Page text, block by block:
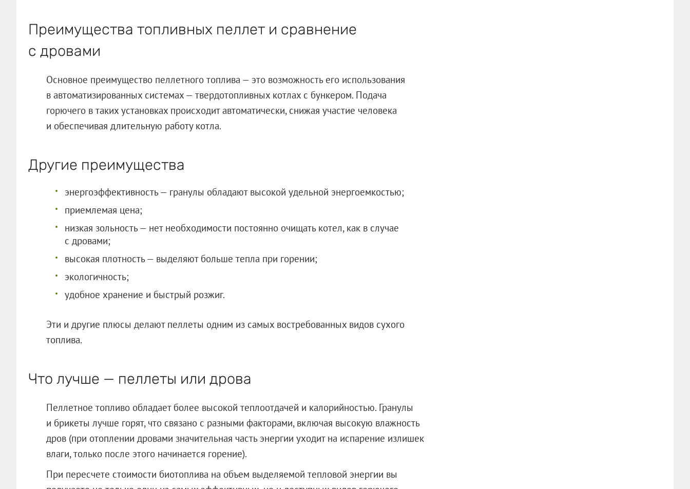
Преимущества топливных пеллет и сравнение
с дровами
Основное преимущество пеллетного топлива — это возможность его использования
в автоматизированных системах — твердотопливных котлах с бункером. Подача
горючего в таких установках происходит автоматически, снижая участие человека
и обеспечивая длительную работу котла.
Другие преимущества
энергоэффективность — гранулы обладают высокой удельной энергоемкостью;
приемлемая цена;
низкая зольность — нет необходимости постоянно очищать котел, как в случае
с дровами;
высокая плотность — выделяют больше тепла при горении;
экологичность;
удобное хранение и быстрый розжиг.
Эти и другие плюсы делают пеллеты одним из самых востребованных видов сухого
топлива.
Что лучше — пеллеты или дрова
Пеллетное топливо обладает более высокой теплоотдачей и калорийностью. Гранулы
и брикеты лучше горят, что связано с разными факторами, включая высокую влажность
дров (при отоплении дровами значительная часть энергии уходит на испарение излишек
влаги, только после этого начинается горение).
При пересчете стоимости биотоплива на объем выделяемой тепловой энергии вы